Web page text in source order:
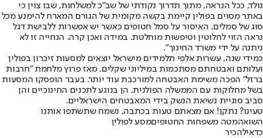
נולד, ככל הנראה, מתוך תדרוך נקודתי של שב"כ למשלחות, שבו צוין כי
באתר מסוים בפולין קיימת בקשה מקומית של הגורם המארח להימנע מכל
סוג של סמלים. ‏האיסור על סמל חטופים כאשר יש אפשרות ללבישת דגל
נראה הזוי לחלוטין וטיפשות מוחלטת. במידה ואכן קרה. הנחייה זו לא
ניתנה על ידי משרד החינוך".
כמידי שנה, עשרות אלפי תלמידים מישראל יוצאים למסעות זיכרון בפולין
ועלותם ואבטחתם מסתכמות במיליוני שקלים. מאז פרוץ מלחמת "חרבות
ברזל" הפכה משימת האבטחה למורכבת עוד יותר. בעבר הופסקו המסעות
בשל מחלוקות עם הממשלה הפולנית, הן בנוגע לתכנים החינוכיים והן
סביב סוגיית נשיאת הנשק בידי המאבטחים הישראליים.
טעינו? נתקן! אם מצאתם טעות בכתבה, נשמח שתשתפו אותנו
השואהמטה משפחות החטופיםמסע לפולין
כדאילהכיר